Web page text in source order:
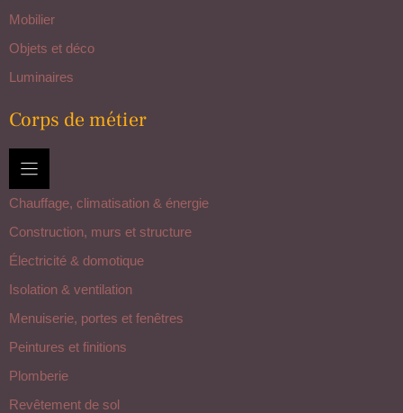
Mobilier
Objets et déco
Luminaires
Corps de métier
Chauffage, climatisation & énergie
Construction, murs et structure
Électricité & domotique
Isolation & ventilation
Menuiserie, portes et fenêtres
Peintures et finitions
Plomberie
Revêtement de sol